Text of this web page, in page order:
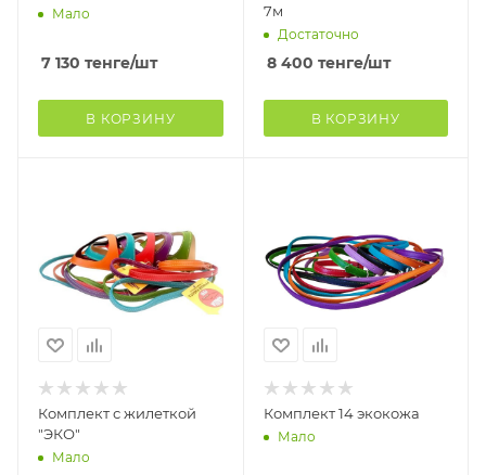
Мало
7 130 тенге/шт
В КОРЗИНУ
7м
Достаточно
8 400 тенге/шт
В КОРЗИНУ
Комплект с жилеткой
"ЭКО"
Мало
Комплект 14 экокожа
Мало